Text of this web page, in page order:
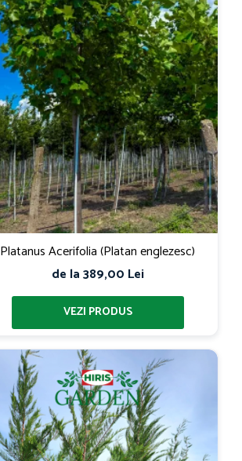
Platanus Acerifolia (Platan englezesc)
de la 389,00 Lei